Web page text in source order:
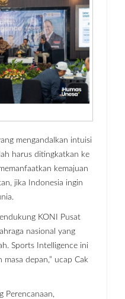
mengandalkan intuisi
harus ditingkatkan ke
kemajuan
jika Indonesia ingin
KONI Pusat
nasional yang
Sports Intelligence ini
depan,” ucap Cak
Perencanaan,